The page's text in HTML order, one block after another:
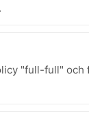
"full-full" och